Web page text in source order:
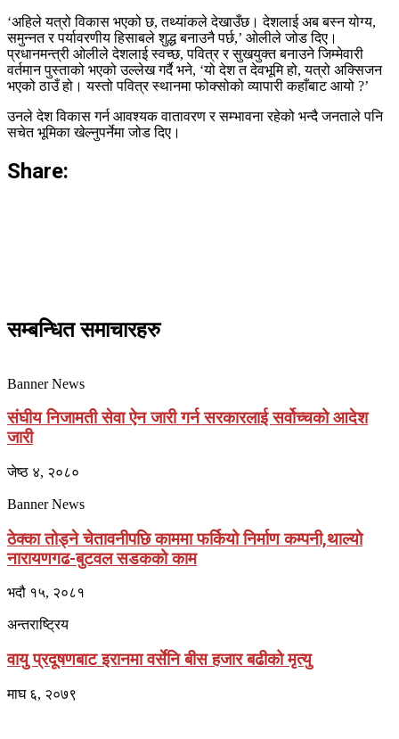
‘अहिले यत्रो विकास भएको छ, तथ्यांकले देखाउँछ। देशलाई अब बस्न योग्य,
समुन्नत र पर्यावरणीय हिसाबले शुद्ध बनाउनै पर्छ,’ ओलीले जोड दिए।
प्रधानमन्त्री ओलीले देशलाई स्वच्छ, पवित्र र सुखयुक्त बनाउने जिम्मेवारी
वर्तमान पुस्ताको भएको उल्लेख गर्दै भने, ‘यो देश त देवभूमि हो, यत्रो अक्सिजन
भएको ठाउँ हो। यस्तो पवित्र स्थानमा फोक्सोको व्यापारी कहाँबाट आयो ?’
उनले देश विकास गर्न आवश्यक वातावरण र सम्भावना रहेको भन्दै जनताले पनि
सचेत भूमिका खेल्नुपर्नेमा जोड दिए।
Share:
सम्बन्धित समाचारहरु
Banner News
संघीय निजामती सेवा ऐन जारी गर्न सरकारलाई सर्वोच्चको आदेश
जारी
जेष्ठ ४, २०८०
Banner News
ठेक्का तोड्ने चेतावनीपछि काममा फर्कियो निर्माण कम्पनी,थाल्यो
नारायणगढ-बुटवल सडकको काम
भदौ १५, २०८१
अन्तराष्ट्रिय
वायु प्रदूषणबाट इरानमा वर्सेनि बीस हजार बढीको मृत्यु
माघ ६, २०७९